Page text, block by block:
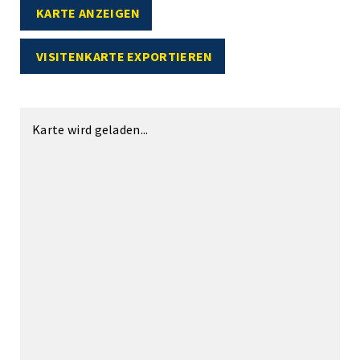
KARTE ANZEIGEN
VISITENKARTE EXPORTIEREN
Karte wird geladen...